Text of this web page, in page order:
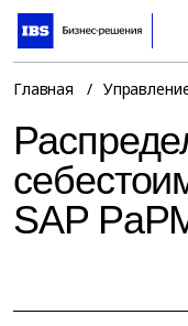
Главная
SAP